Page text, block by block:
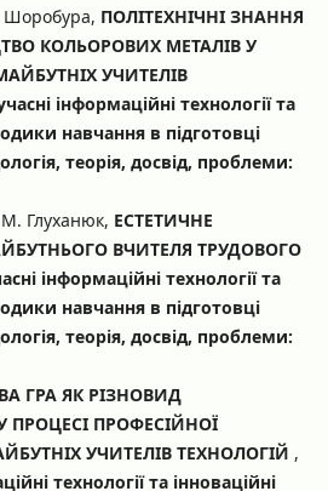
Шоробура, ПОЛІТЕХНІЧНІ ЗНАННЯ
КОЛЬОРОВИХ МЕТАЛІВ У
УЧИТЕЛІВ
інформаційні технології та
навчання в підготовці
теорія, досвід, проблеми:
Глуханюк, ЕСТЕТИЧНЕ
ВЧИТЕЛЯ ТРУДОВОГО
інформаційні технології та
навчання в підготовці
теорія, досвід, проблеми:
ГРА ЯК РІЗНОВИД
ПРОФЕСІЙНОЇ
УЧИТЕЛІВ ТЕХНОЛОГІЙ ,
технології та інноваційні